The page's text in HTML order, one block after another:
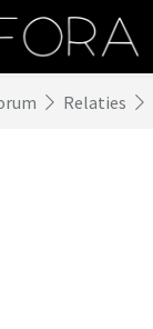
Relaties